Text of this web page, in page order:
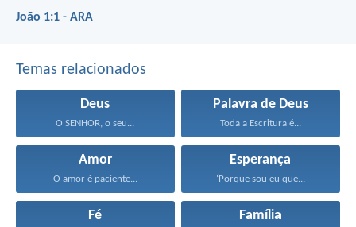
João 1:1 - ARA
Temas relacionados
Deus
O SENHOR, o seu...
Palavra de Deus
Toda a Escritura é...
Amor
O amor é paciente...
Esperança
‘Porque sou eu que...
Fé Família